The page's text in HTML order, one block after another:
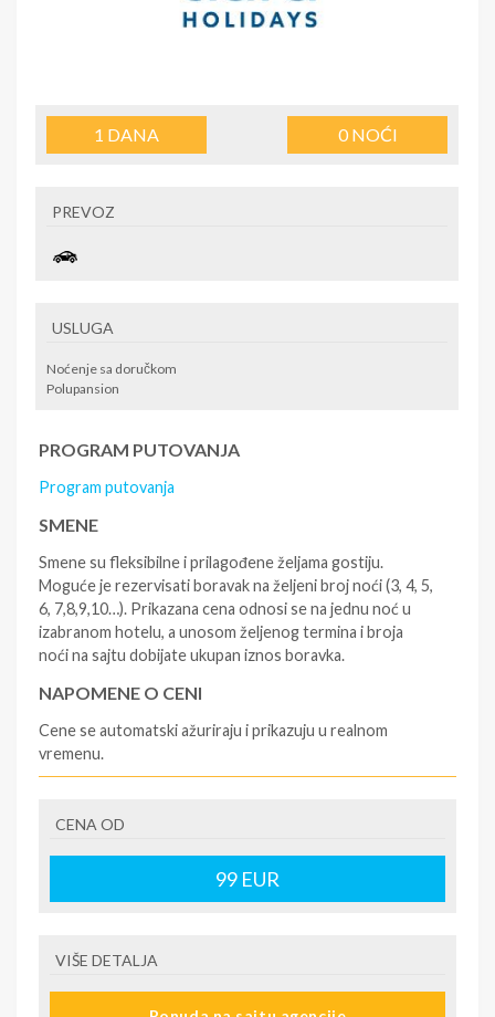
1 DANA 0NOĆI
PREVOZ
USLUGA
Noćenje sa doručkom
Polupansion
PROGRAM PUTOVANJA
Program putovanja
SMENE
Smene su fleksibilne i prilagođene željama gostiju.
Moguće je rezervisati boravak na željeni broj noći (3, 4, 5,
6, 7,8,9,10…). Prikazana cena odnosi se na jednu noć u
izabranom hotelu, a unosom željenog termina i broja
noći na sajtu dobijate ukupan iznos boravka.
NAPOMENE O CENI
Cene se automatski ažuriraju i prikazuju u realnom
vremenu.
- rezervisane i potvrđene usluge u izabranoj smeštajnoj
jedinici prema opisu - korišćenje hotelskih sadržaja
prema opisu - uslugu rezervacije - organizaciju
putovanja.
krizu) na destinaciji, plaćaju se na recepciji
CENA OD
99 EUR
VIŠE DETALJA